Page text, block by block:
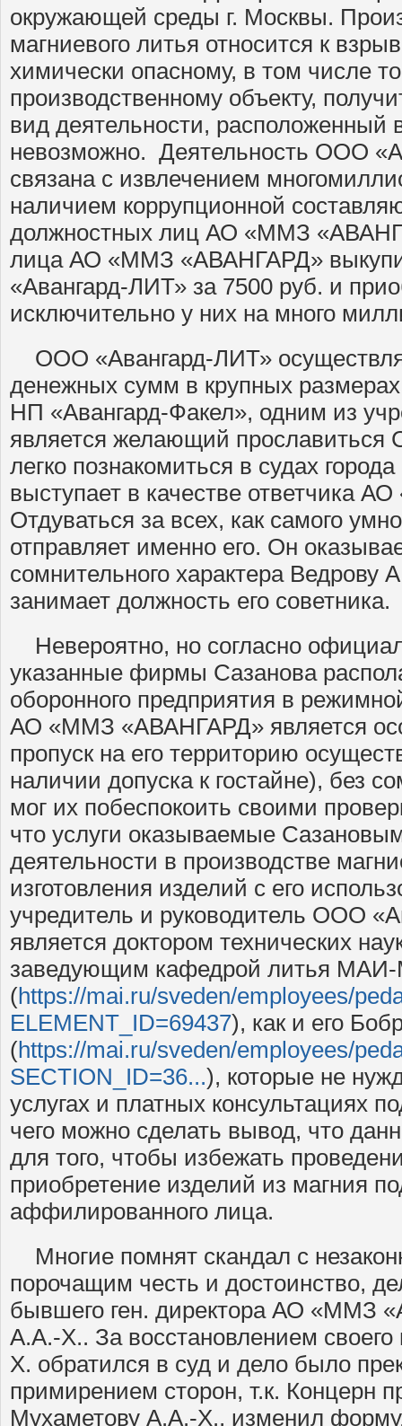
окружающей среды г. Москвы.
магниевого литья относится к
химически опасному, в том числе
производственному объекту,
вид деятельности, расположенный
невозможно. Деятельность ООО
связана с извлечением
наличием коррупционной
должностных лиц АО «ММЗ
лица АО «ММЗ «АВАНГАРД»
«Авангард-ЛИТ» за 7500 руб. и
исключительно у них на много
ООО «Авангард-ЛИТ»
денежных сумм в крупных
НП «Авангард-Факел», одним из
является желающий
легко познакомиться в судах
выступает в качестве ответчика
Отдуваться за всех, как самого
отправляет именно его. Он
сомнительного характера Ведрову
занимает должность его советника.
Невероятно, но согласно
указанные фирмы Сазанова
оборонного предприятия в
АО «ММЗ «АВАНГАРД» является
пропуск на его территорию
наличии допуска к гостайне), без
мог их побеспокоить своими
что услуги оказываемые
деятельности в производстве
изготовления изделий с его
учредитель и руководитель ООО
является доктором технических
заведующим кафедрой литья
(https://mai.ru/sveden/employees/
ELEMENT_ID=69437), как и его
(https://mai.ru/sveden/employees/
SECTION_ID=36...), которые не
услугах и платных консультациях
чего можно сделать вывод, что
для того, чтобы избежать
приобретение изделий из магния
аффилированного лица.
Многие помнят скандал с
порочащим честь и достоинство,
бывшего ген. директора АО «ММЗ
А.А.-Х.. За восстановлением
Х. обратился в суд и дело было
примирением сторон, т.к. Концерн
Мухаметову А.А.-Х., изменил